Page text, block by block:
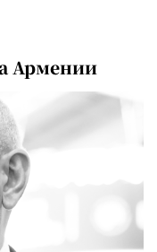
Армении